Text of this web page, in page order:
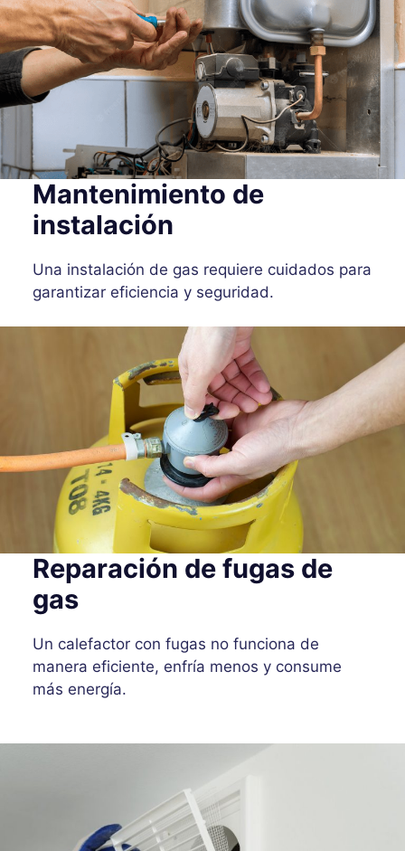
Mantenimiento de
instalación
Una instalación de gas requiere cuidados para
garantizar eficiencia y seguridad.
Reparación de fugas de
gas
Un calefactor con fugas no funciona de
manera eficiente, enfría menos y consume
más energía.